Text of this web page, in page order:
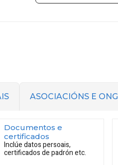
ASOCIACIÓNS E ONG
Documentos e
certificados
Inclúe datos persoais,
certificados de padrón etc.